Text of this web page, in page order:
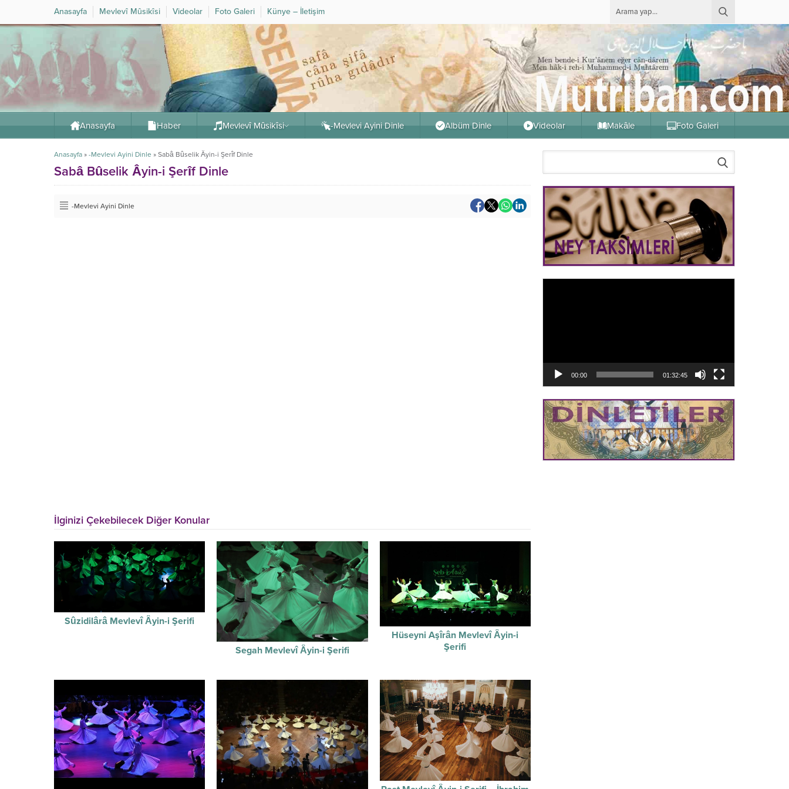
Anasayfa Mevlevî Mûsikîsi Videolar Foto Galeri Künye – İletişim
Anasayfa Haber Mevlevî Mûsikîsi -Mevlevi Ayini Dinle Albüm Dinle Videolar Makâle Foto Galeri
Anasayfa » -Mevlevi Ayini Dinle » Sabâ Bûselik Âyin-i Şerîf Dinle
Sabâ Bûselik Âyin-i Şerîf Dinle
-Mevlevi Ayini Dinle
İlginizi Çekebilecek Diğer Konular
Sûzidilârâ Mevlevî Âyin-i Şerifi
Segah Mevlevî Âyin-i Şerifi
Hüseyni Aşîrân Mevlevî Âyin-i
Şerifi
00:00 01:32:45